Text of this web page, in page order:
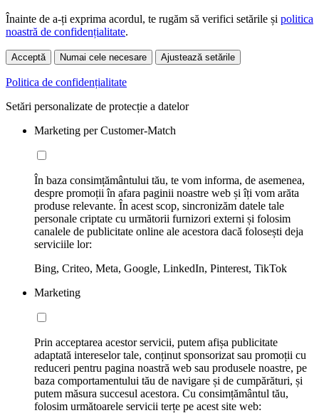
Înainte de a-ți exprima acordul, te rugăm să verifici setările și politica
noastră de confidențialitate.
Acceptă Numai cele necesare Ajustează setările
Politica de confidențialitate
Setări personalizate de protecție a datelor
Marketing per Customer-Match
În baza consimțământului tău, te vom informa, de asemenea,
despre promoții în afara paginii noastre web și îți vom arăta
produse relevante. În acest scop, sincronizăm datele tale
personale criptate cu următorii furnizori externi și folosim
canalele de publicitate online ale acestora dacă folosești deja
serviciile lor:
Bing, Criteo, Meta, Google, LinkedIn, Pinterest, TikTok
Marketing
Prin acceptarea acestor servicii, putem afișa publicitate
adaptată intereselor tale, conținut sponsorizat sau promoții cu
reduceri pentru pagina noastră web sau produsele noastre, pe
baza comportamentului tău de navigare și de cumpărături, și
putem măsura succesul acestora. Cu consimțământul tău,
folosim următoarele servicii terțe pe acest site web: